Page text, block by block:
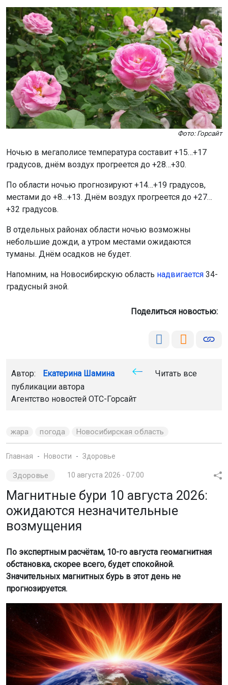
Фото: Горсайт
Ночью в мегаполисе температура составит +15…+17
градусов, днём воздух прогреется до +28…+30.
По области ночью прогнозируют +14…+19 градусов,
местами до +8…+13. Днём воздух прогреется до +27…
+32 градусов.
В отдельных районах области ночью возможны
небольшие дожди, а утром местами ожидаются
туманы. Днём осадков не будет.
Напомним, на Новосибирскую область надвигается 34-
градусный зной.
Поделиться новостью:
Автор: Екатерина Шамина
Читать все
публикации автора
Агентство новостей ОТС-Горсайт
жара погода Новосибирская область
Главная Новости Здоровье
Здоровье 10 августа 2026 - 07:00
Магнитные бури 10 августа 2026:
ожидаются незначительные
возмущения
По экспертным расчётам, 10-го августа геомагнитная
обстановка, скорее всего, будет спокойной.
Значительных магнитных бурь в этот день не
прогнозируется.